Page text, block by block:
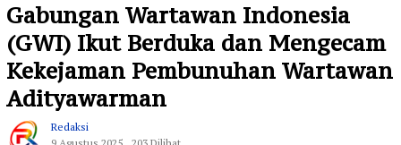
Gabungan Wartawan Indonesia
(GWI) Ikut Berduka dan Mengecam
Kekejaman Pembunuhan Wartawan
Adityawarman
Redaksi